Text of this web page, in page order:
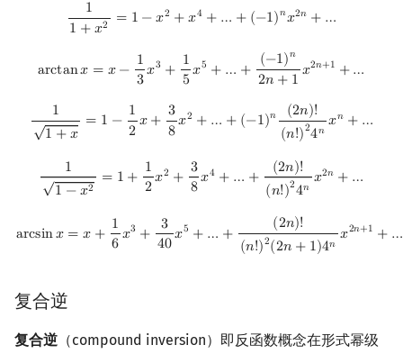
1
1 +𝑥2 = 1 −𝑥2 +𝑥4 + … + (−1)𝑛𝑥2𝑛 + …
x x + 4+ … ) nx n+…
arctan𝑥 = 𝑥− 1
3𝑥3 + 1
5𝑥5 + … + (−1)𝑛
2𝑛 + 1 𝑥2𝑛+1 +…
−1 x3 5x + n+1x2 1+ …
1
√
1 +𝑥
= 1 − 1
2𝑥+ 3
8𝑥2 + … + (−1)𝑛 (2𝑛)!
(𝑛!)24𝑛 𝑥𝑛 + …
= 2x 2+ …+ n (n!) 4nxn+
1
√
1 −𝑥2 = 1 + 1
2𝑥2 + 3
8𝑥4 + … + (2𝑛)!
(𝑛!)24𝑛 𝑥2𝑛 + …
1 x2 3 4+ + 4nx2 …
arcsin𝑥 = 𝑥 + 1
6𝑥3 + 3
40𝑥5 + … + (2𝑛)!
(𝑛!)2(2𝑛 + 1)4𝑛 𝑥2𝑛+1 + …
arcsin 6 3 40x +… n+1)4 +…
复合逆
复合逆 （compound inversion）即反函数概念在形式幂级